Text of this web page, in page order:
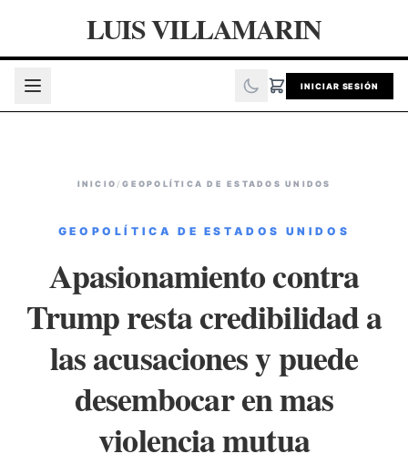
LUIS VILLAMARIN
INICIAR SESIÓN
INICIO /GEOPOLÍTICA DE ESTADOS UNIDOS
GEOPOLÍTICA DE ESTADOS UNIDOS
Apasionamiento contra
Trump resta credibilidad a
las acusaciones y puede
desembocar en mas
violencia mutua